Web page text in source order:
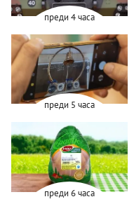
преди 4 часа
преди 5 часа
преди 6 часа